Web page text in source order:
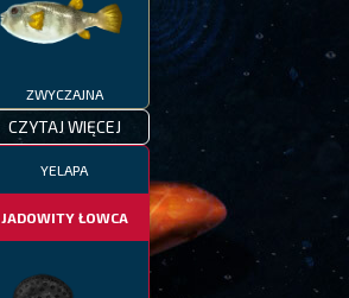
ZWYCZAJNA
CZYTAJ WIĘCEJ
YELAPA
JADOWITY ŁOWCA